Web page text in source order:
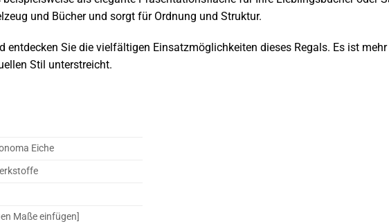
und Bücher und sorgt für Ordnung und Struktur.
entdecken Sie die vielfältigen Einsatzmöglichkeiten dieses Regals. Es ist
Stil unterstreicht.
Eiche
Maße einfügen]